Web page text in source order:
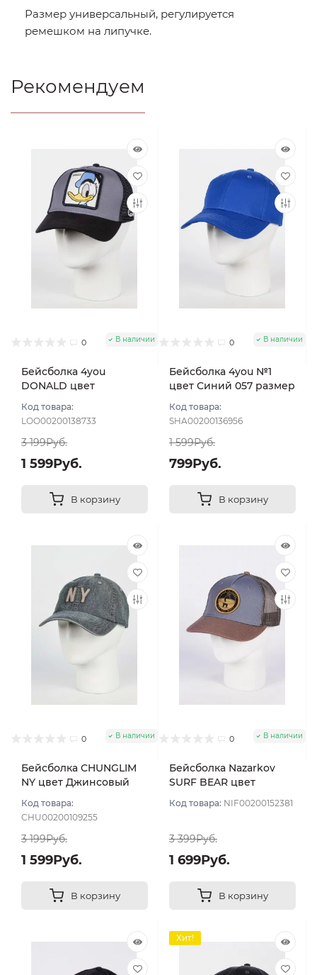
Размер универсальный, регулируется
ремешком на липучке.
Рекомендуем
0 В наличии
Бейсболка 4you
DONALD цвет
59
Код товара:
LOO00200138733
3 199Руб.
1 599Руб.
В корзину
0 В наличии
Бейсболка 4you №1
цвет Синий 057 размер
Код товара:
SHA00200136956
1 599Руб.
799Руб.
В корзину
0 В наличии
Бейсболка CHUNGLIM
NY цвет Джинсовый
Код товара:
CHU00200109255
3 199Руб.
1 599Руб.
В корзину
0 В наличии
Бейсболка Nazarkov
SURF BEAR цвет
Джинсовый размер 57-
Код товара: NIF00200152381
3 399Руб.
1 699Руб.
В корзину
Хит!